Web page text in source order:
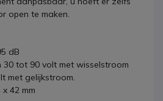
open te maken.
dB
30 tot 90 volt met wisselstroom
met gelijkstroom.
x 42 mm